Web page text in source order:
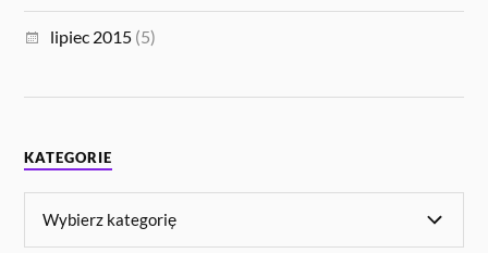
lipiec 2015 (5)
KATEGORIE